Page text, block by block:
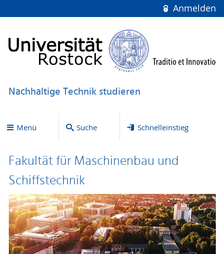
Anmelden
Nachhaltige Technik studieren
Menü Suche Schnelleinstieg
Fakultät für Maschinenbau und
Schiffstechnik